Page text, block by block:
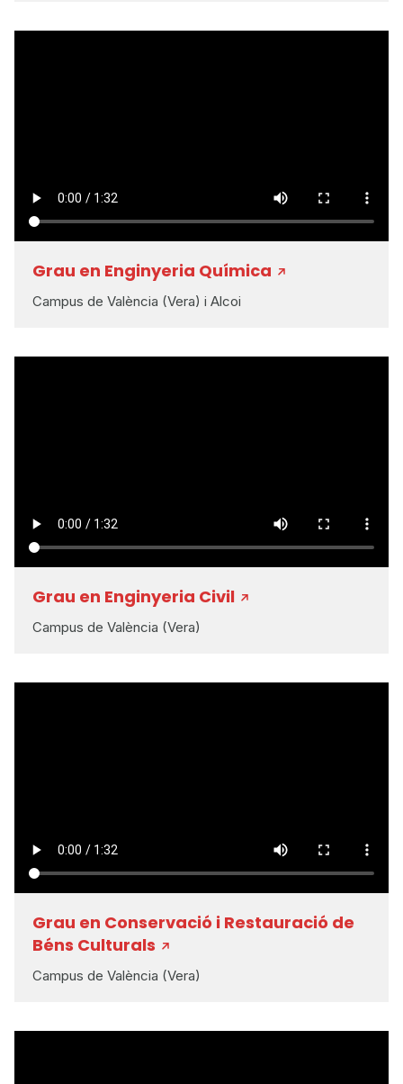
Grau en Enginyeria Química
Campus de València (Vera) i Alcoi
Grau en Enginyeria Civil
Campus de València (Vera)
Grau en Conservació i Restauració de
Béns Culturals
Campus de València (Vera)